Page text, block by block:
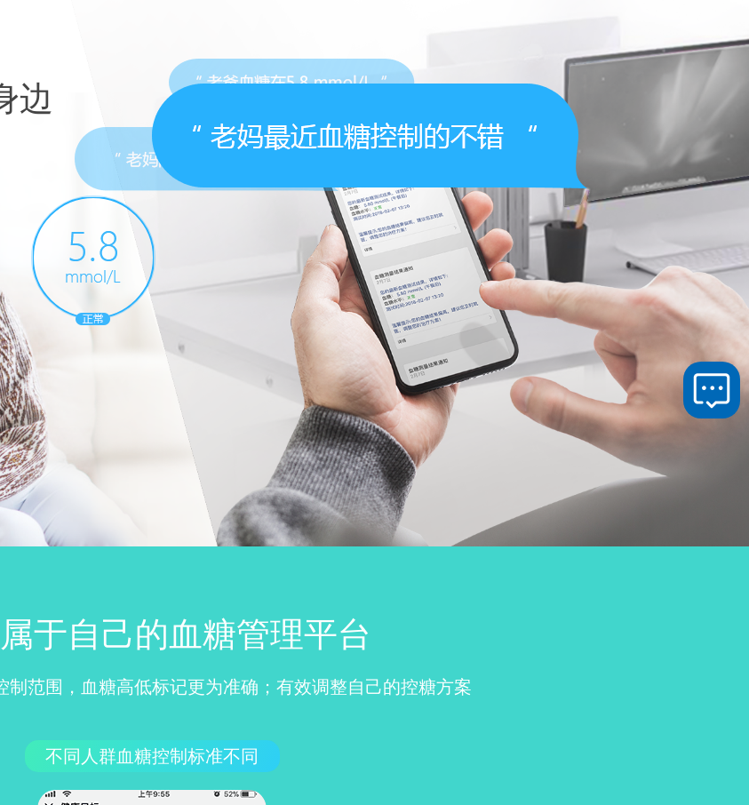
边
于自己的血糖管理平台
制范围，血糖高低标记更为准确；有效调整自己的控糖方案
不同人群血糖控制标准不同